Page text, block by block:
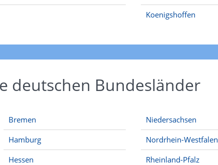
Koenigshoffen
deutschen Bundesländer
Bremen
Hamburg
Hessen
Niedersachsen
Nordrhein-Westfalen
Rheinland-Pfalz